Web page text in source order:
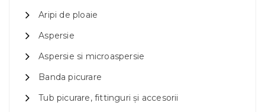
Aripi de ploaie
Aspersie
Aspersie si microaspersie
Banda picurare
Tub picurare, fittinguri și accesorii